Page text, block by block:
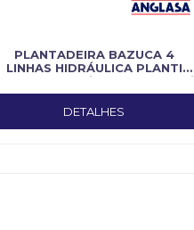
PLANTADEIRA BAZUCA 4
LINHAS HIDRÁULICA PLANTI
CENTER - Fabricado por Planti
Center
DETALHES